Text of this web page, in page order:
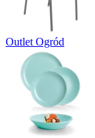
Outlet Ogród